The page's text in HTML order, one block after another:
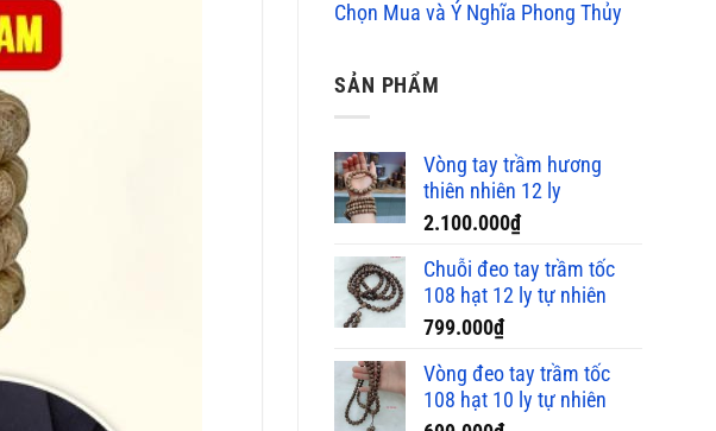
Chọn Mua và Ý Nghĩa Phong Thủy
SẢN PHẨM
Vòng tay trầm hương
thiên nhiên 12 ly
2.100.000₫
Chuỗi đeo tay trầm tốc
108 hạt 12 ly tự nhiên
799.000₫
Vòng đeo tay trầm tốc
108 hạt 10 ly tự nhiên